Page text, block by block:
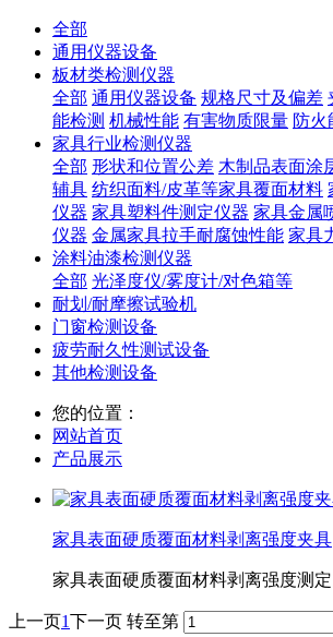
全部
通用仪器设备
板材类检测仪器
全部 通用仪器设备 规格尺寸及偏差
能检测 机械性能 有害物质限量 防火
家具行业检测仪器
全部 形状和位置公差 木制品表面涂
辅具 纺织面料/皮革等家具覆面材料
仪器 家具塑料件测定仪器 家具金属
仪器 金属家具拉手耐腐蚀性能 家具
涂料油漆检测仪器
全部 光泽度仪/雾度计/对色箱等
耐划/耐摩擦试验机
门窗检测设备
疲劳耐久性测试设备
其他检测设备
您的位置：
网站首页
产品展示
家具表面硬质覆面材料剥离强度夹具
家具表面硬质覆面材料剥离强度测定
上一页1下一页 转至第